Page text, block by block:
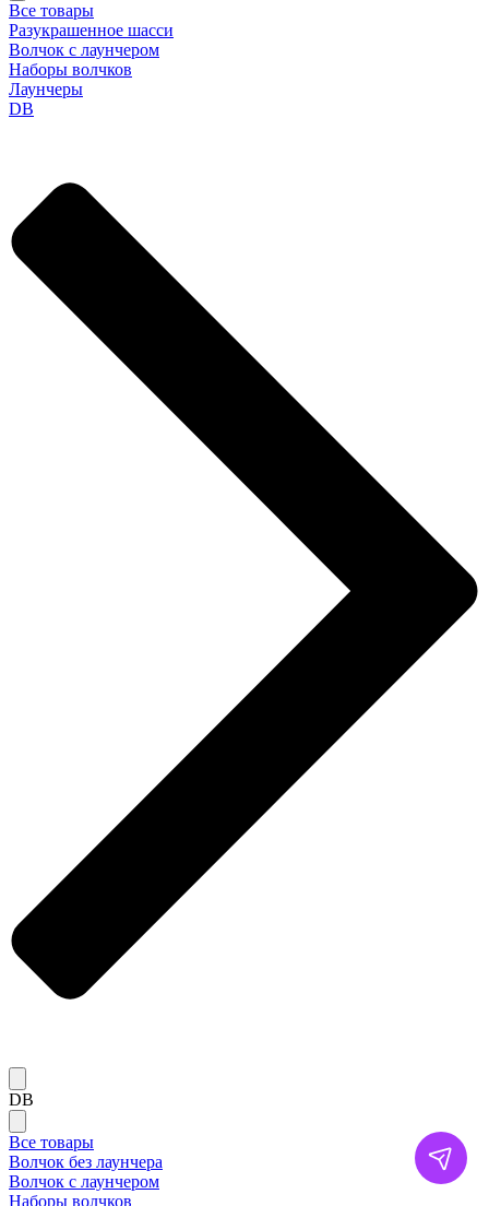
Все товары
Разукрашенное шасси
Волчок с лаунчером
Наборы волчков
Лаунчеры
DB
DB
Все товары
Волчок без лаунчера
Волчок с лаунчером
Наборы волчков